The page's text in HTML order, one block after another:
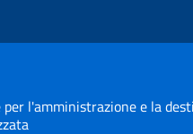
per l'amministrazione e la